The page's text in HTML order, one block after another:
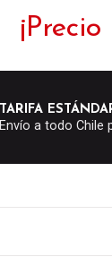
TARIFA
Envío a todo Chile